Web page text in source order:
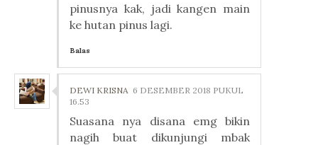
pinusnya kak, jadi kangen main
ke hutan pinus lagi.
Balas
DEWI KRISNA 6 DESEMBER 2018 PUKUL
16.53
Suasana nya disana emg bikin
nagih buat dikunjungi mbak